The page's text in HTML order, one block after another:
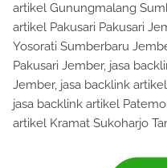
artikel Gunungmalang
artikel Pakusari Pakusari
Yosorati Sumberbaru
Pakusari Jember, jasa
Jember, jasa backlink
jasa backlink artikel
artikel Kramat Sukoharjo